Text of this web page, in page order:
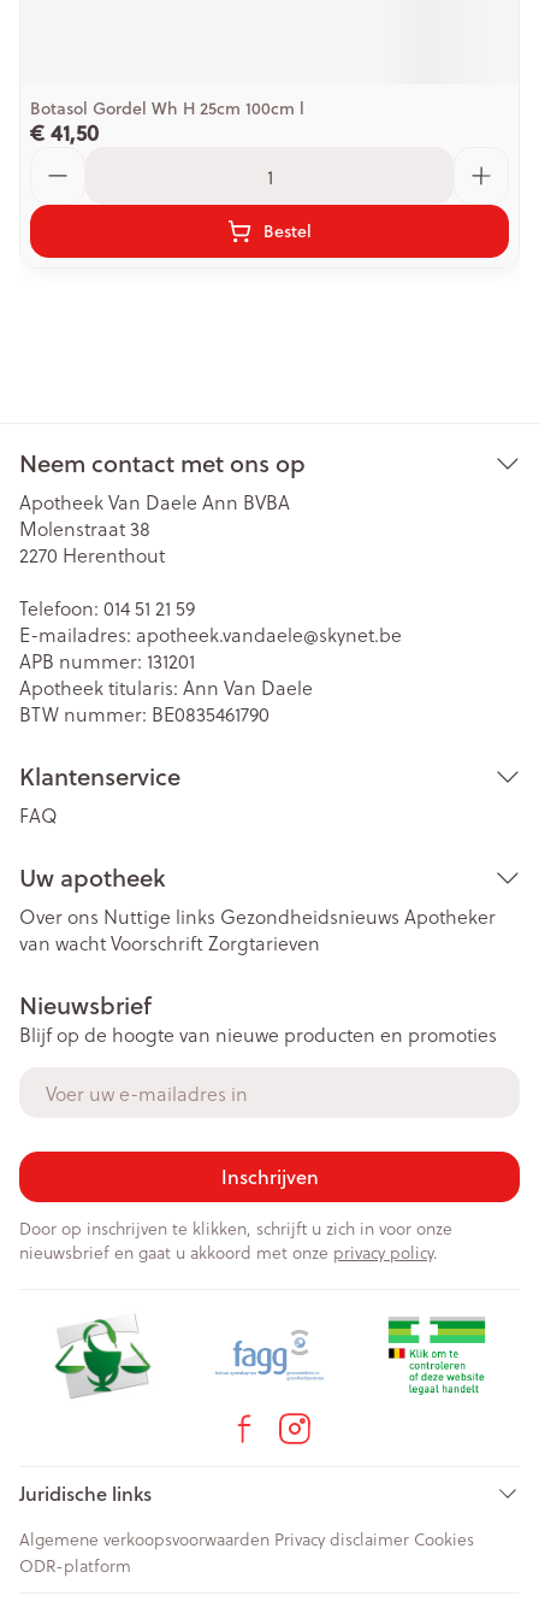
Botasol Gordel Wh H 25cm 100cm l
€ 41,50
Bestel
Neem contact met ons op
Apotheek Van Daele Ann BVBA
Molenstraat 38
2270 Herenthout
Telefoon: 014 51 21 59
E-mailadres: apotheek.vandaele@skynet.be
APB nummer: 131201
Apotheek titularis: Ann Van Daele
BTW nummer: BE0835461790
Klantenservice
FAQ
Uw apotheek
Over ons Nuttige links Gezondheidsnieuws Apotheker
van wachtVoorschriftZorgtarieven
Nieuwsbrief
Blijf op de hoogte van nieuwe producten en promoties
Inschrijven
Door op inschrijven te klikken, schrijft u zich in voor onze
nieuwsbrief en gaat u akkoord met onze privacy policy.
Juridische links
Algemene verkoopsvoorwaarden Privacy disclaimer Cookies
ODR-platform